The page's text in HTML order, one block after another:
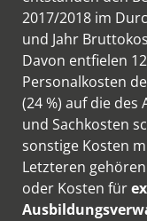
2017/2018 im
und Jahr
Davon entfielen
Personalkosten
(24 %) auf die
und Sachkosten
sonstige Kosten
Letzteren
oder Kosten für